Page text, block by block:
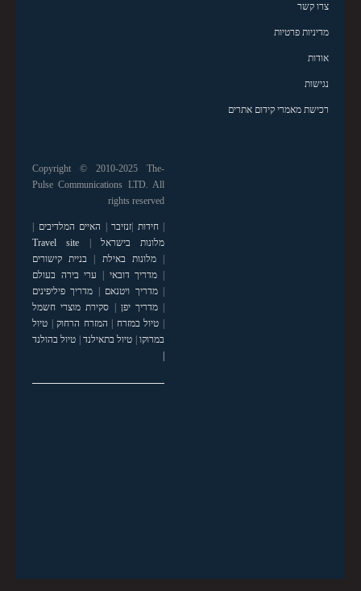
צרו קשר
מדיניות פרטיות
אודות
נגישות
רכישת מאמרי קידום אתרים
Copyright © 2010-2025 The-
Pulse Communications LTD. All
rights reserved
|חידות זנזיבר האיים המלדיבים
מלונות בישראל
Travel site
|מלונות באילת
בניית קישורים
מדריך דובאי
ערי בירה בעולם
|מדריך ויטנאם
מדריך פיליפינים
|מדריך יפן
סקירת מוצרי חשמל
טיול במזרח המזרח הרחוק| טיול
במרוקו| טיול בתאילנד| טיול בהולנד